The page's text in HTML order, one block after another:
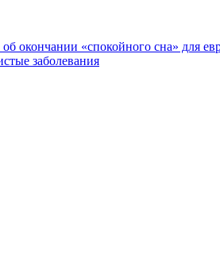
окончании «спокойного сна» для
заболевания